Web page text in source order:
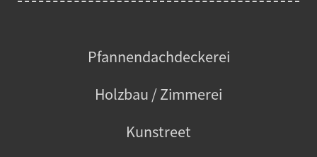
Pfannendachdeckerei
Holzbau / Zimmerei
Kunstreet